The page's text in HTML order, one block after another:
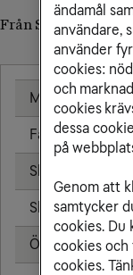
Från Sverige till
Mobil
Fast telefon
Skicka sms
Skicka mms
Öppningsavgift
ändamål
användare,
använder
cookies:
och
cookies
dessa
på
Genom att
samtycker
cookies. Du
cookies
cookies.